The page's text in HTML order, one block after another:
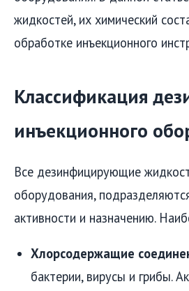
жидкостей, их химический
обработке инъекционного
Классификация
инъекционного
Все дезинфицирующие
оборудования,
активности и назначению.
Хлорсодержащие
бактерии, вирусы и грибы.